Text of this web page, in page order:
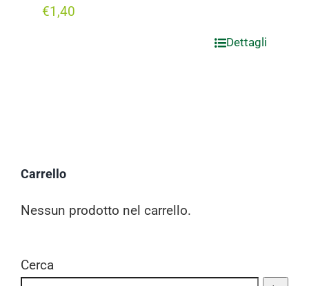
€1,40
Dettagli
Carrello
Nessun prodotto nel carrello.
Cerca